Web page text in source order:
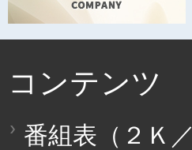
コンテンツ
番組表（２Ｋ／